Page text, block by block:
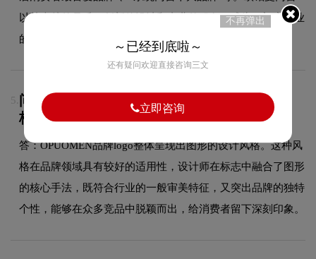
以其卓越的品质、创新的设计和专业的服务，成为了门窗行业
的高端品牌。
5. 问：OPUOMEN的品牌logo属于什么设计风
格？
答：OPUOMEN品牌logo整体呈现出图形的设计风格。这种风
格在品牌领域具有较好的适用性，设计师在标志中融合了图形
的核心手法，既符合行业的一般审美特征，又突出品牌的独特
个性，能够在众多竞品中脱颖而出，给消费者留下深刻印象。
不再弹出
～已经到底啦～
还有疑问欢迎直接咨询三文
立即咨询